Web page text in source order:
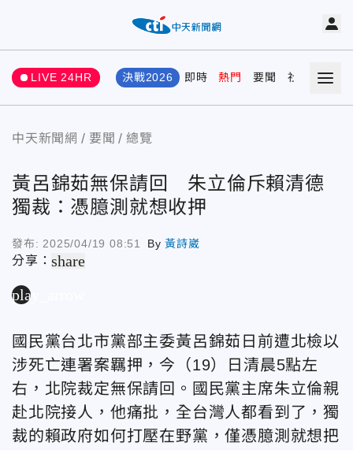
LIVE 24HR 決戰2026 即時 熱門 要聞 社會 娛樂
中天新聞網 要聞 總覽
黃呂錦茹無保請回 朱立倫斥賴清德
獨裁：憑臆測就想收押
發布: 2025/04/19 08:51 By黃詩崴
分享：share
play_arrow
國民黨台北市黨部主委黃呂錦茹日前遭北檢以
涉死亡連署案羈押，今（19）日清晨5點左
右，北院裁定無保請回。國民黨主席朱立倫親
赴北院接人，他痛批，全台灣人都看到了，獨
裁的賴政府如何打壓在野黨，僅憑臆測就想把